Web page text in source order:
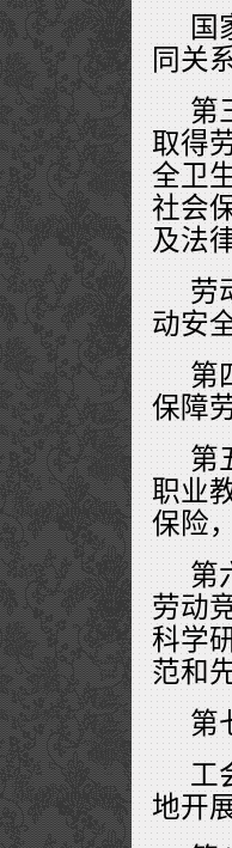
国
同关
第
取得
全卫
社会
及法
劳
动安
第
保障
第
职业
保险
第
劳动
科学
范和
第
工
地开